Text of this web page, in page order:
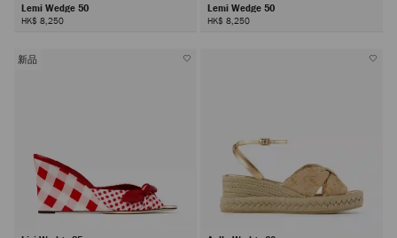
Lemi Wedge 50
HK$ 8,250
Lemi Wedge 50
HK$ 8,250
新品